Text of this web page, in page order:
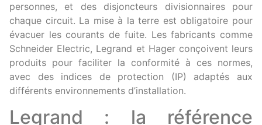
personnes, et des disjoncteurs divisionnaires pour
chaque circuit. La mise à la terre est obligatoire pour
évacuer les courants de fuite. Les fabricants comme
Schneider Electric, Legrand et Hager conçoivent leurs
produits pour faciliter la conformité à ces normes,
avec des indices de protection (IP) adaptés aux
différents environnements d’installation.
Legrand : la référence